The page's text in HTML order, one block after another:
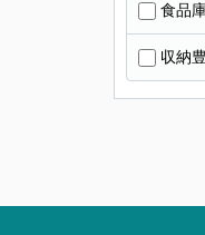
食品
収納